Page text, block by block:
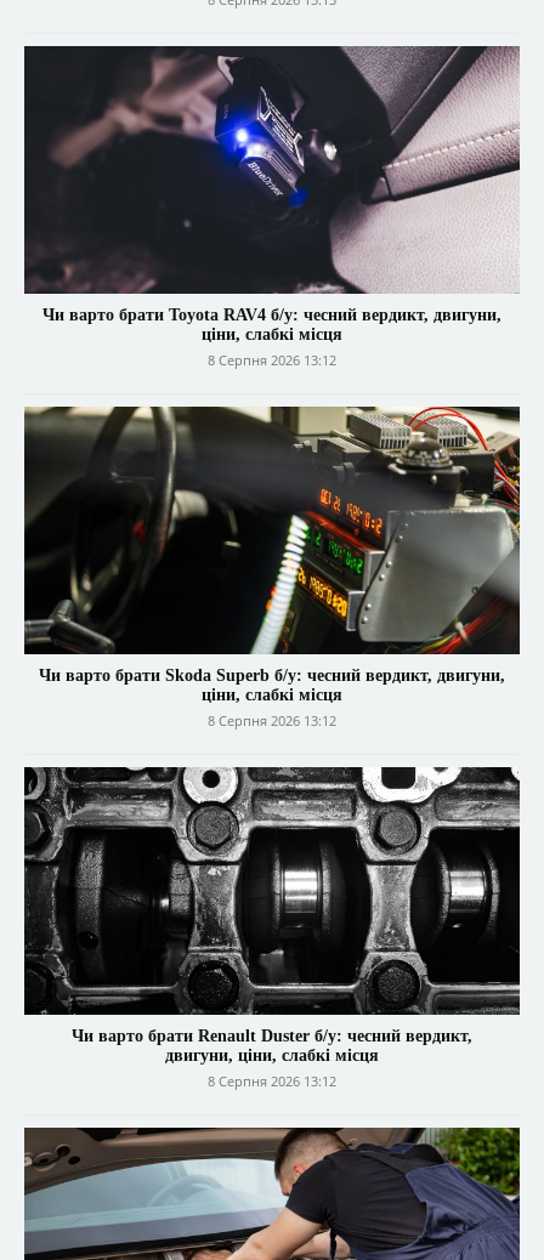
Чи варто брати Toyota RAV4 б/у: чесний вердикт, двигуни,
ціни, слабкі місця
8 Серпня 2026 13:12
Чи варто брати Skoda Superb б/у: чесний вердикт, двигуни,
ціни, слабкі місця
8 Серпня 2026 13:12
Чи варто брати Renault Duster б/у: чесний вердикт,
двигуни, ціни, слабкі місця
8 Серпня 2026 13:12